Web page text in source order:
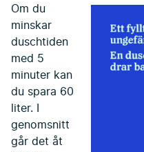
Om du
minskar
duschtiden
med 5
minuter kan
du spara 60
liter. I
genomsnitt
går det åt